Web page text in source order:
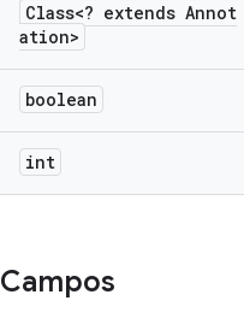
Class<? extends Annot
ation>
boolean
int
Campos